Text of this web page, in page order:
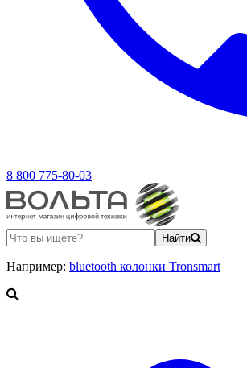
8 800 775-80-03
Найти
Например: bluetooth колонки Tronsmart